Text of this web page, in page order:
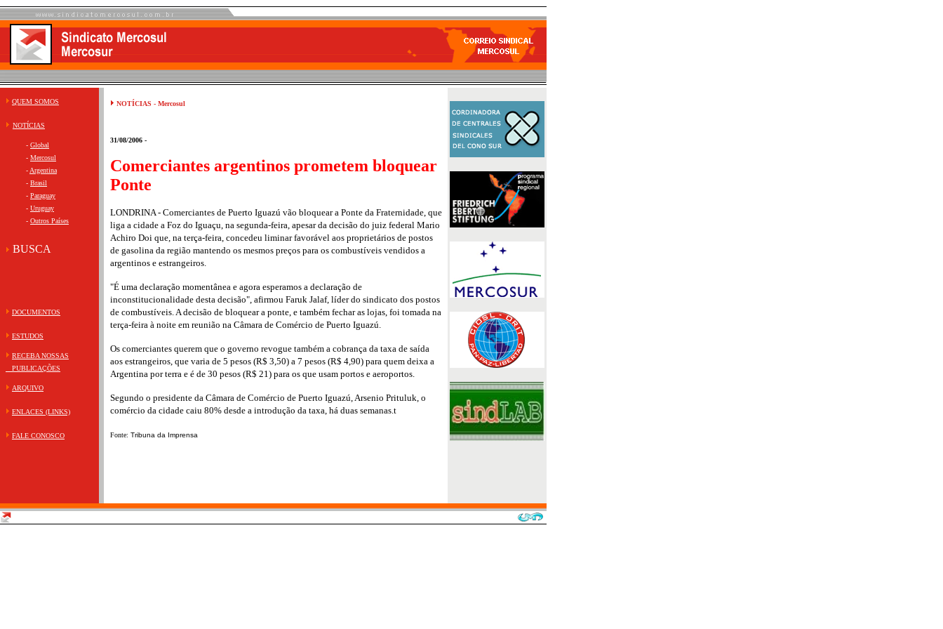
QUEM SOMOS
NOTÍCIAS
- Global
- Mercosul
- Argentina
- Brasil
- Paraguay
- Uruguay
- Outros Países
BUSCA
DOCUMENTOS
ESTUDOS
RECEBA NOSSAS
PUBLICAÇÕES
ARQUIVO
ENLACES (LINKS)
FALE CONOSCO
NOTÍCIAS - Mercosul
31/08/2006 -
Comerciantes argentinos prometem bloquear
Ponte
LONDRINA - Comerciantes de Puerto Iguazú vão bloquear a Ponte da Fraternidade, que
liga a cidade a Foz do Iguaçu, na segunda-feira, apesar da decisão do juiz federal Mario
Achiro Doi que, na terça-feira, concedeu liminar favorável aos proprietários de postos
de gasolina da região mantendo os mesmos preços para os combustíveis vendidos a
argentinos e estrangeiros.
"É uma declaração momentânea e agora esperamos a declaração de
inconstitucionalidade desta decisão", afirmou Faruk Jalaf, líder do sindicato dos postos
de combustíveis. A decisão de bloquear a ponte, e também fechar as lojas, foi tomada na
terça-feira à noite em reunião na Câmara de Comércio de Puerto Iguazú.
Os comerciantes querem que o governo revogue também a cobrança da taxa de saída
aos estrangeiros, que varia de 5 pesos (R$ 3,50) a 7 pesos (R$ 4,90) para quem deixa a
Argentina por terra e é de 30 pesos (R$ 21) para os que usam portos e aeroportos.
Segundo o presidente da Câmara de Comércio de Puerto Iguazú, Arsenio Prituluk, o
comércio da cidade caiu 80% desde a introdução da taxa, há duas semanas.t
Fonte: Tribuna da Imprensa